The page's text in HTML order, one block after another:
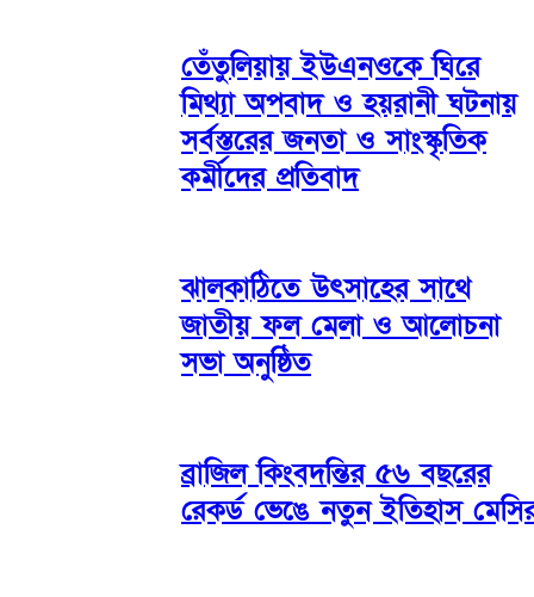
তেঁতুলিয়ায় ইউএনওকে ঘিরে
মিথ্যা অপবাদ ও হয়রানী ঘটনায়
সর্বস্তরের জনতা ও সাংস্কৃতিক
কর্মীদের প্রতিবাদ
ঝালকাঠিতে উৎসাহের সাথে
জাতীয় ফল মেলা ও আলোচনা
সভা অনুষ্ঠিত
ব্রাজিল কিংবদন্তির ৫৬ বছরের
রেকর্ড ভেঙে নতুন ইতিহাস